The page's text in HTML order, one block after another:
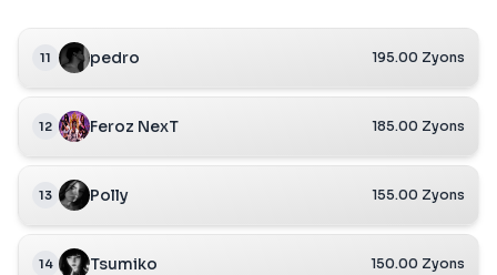
11 pedro 195.00 Zyons
12 Feroz NexT 185.00 Zyons
13 Polly 155.00 Zyons
14 Tsumiko 150.00 Zyons